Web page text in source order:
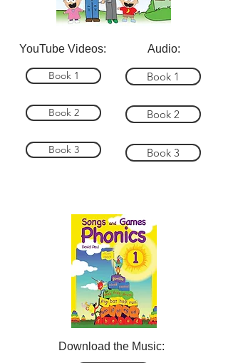
YouTube Videos:
Book 1
Book 2
Book 3
Audio:
Book 1
Book 2
Book 3
Download the Music: